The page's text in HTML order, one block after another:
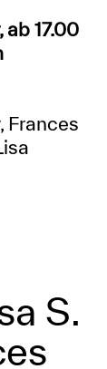
17.00
Frances
S.